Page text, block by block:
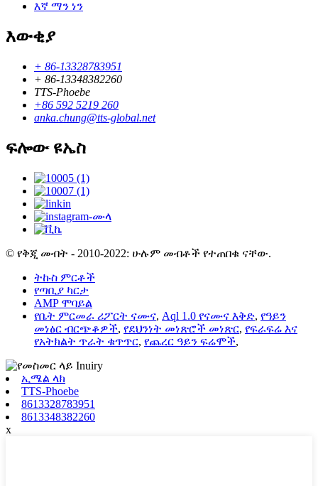
እኛ ማን ነን
እውቂያ
+ 86-13328783951
+ 86-13348382260
TTS-Phoebe
+86 592 5219 260
anka.chung@tts-global.net
ፍሎው ዩኤስ
© የቅጂ መብት - 2010-2022: ሁሉም መብቶች የተጠበቁ ናቸው.
ትኩስ ምርቶች
የጣቢያ ካርታ
AMP ሞባይል
የቤት ምርመራ ሪፖርት ናሙና, Aql 1.0 የናሙና እቅድ, የዓይን
መነፅር ብርጭቆዎች, የደህንነት መነጽሮች መነጽር, የፍራፍሬ እና
የአትክልት ጥራት ቁጥጥር, የጨረር ዓይን ፍሬሞች,
ኢሜል ላክ
TTS-Phoebe
8613328783951
8613348382260
x